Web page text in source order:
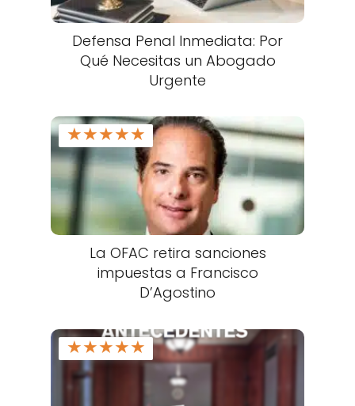
Defensa Penal Inmediata: Por
Qué Necesitas un Abogado
Urgente
★★★★★
La OFAC retira sanciones
impuestas a Francisco
D’Agostino
★★★★★